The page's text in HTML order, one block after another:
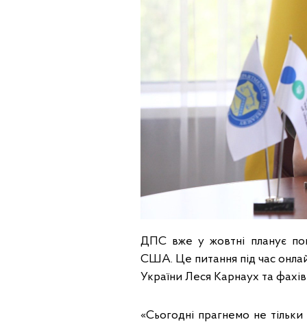
ДПС вже у жовтні планує
США. Це питання під час
України Леся Карнаух та
«Сьогодні прагнемо не